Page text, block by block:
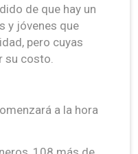
de que hay un
y jóvenes que
pero cuyas
su costo.
a la hora